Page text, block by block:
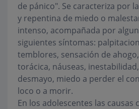
de pánico". Se caracteriza por
y repentina de miedo o
intenso, acompañada por
siguientes síntomas:
temblores, sensación de
torácica, náuseas,
desmayo, miedo a perder el
loco o a morir.
En los adolescentes las causas